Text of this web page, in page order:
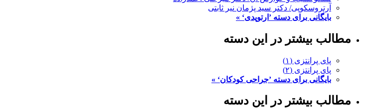
آرتروسکوپی/ دکتر سید پژمان نیر ثابتی
بایگانی برای دسته ’ارتوپدی‘ »
مطالب بیشتر در این دسته
پای پرانتزی (۱)
پای پرانتزی (۲)
بایگانی برای دسته ’جراحی کودکان‘ »
مطالب بیشتر در این دسته